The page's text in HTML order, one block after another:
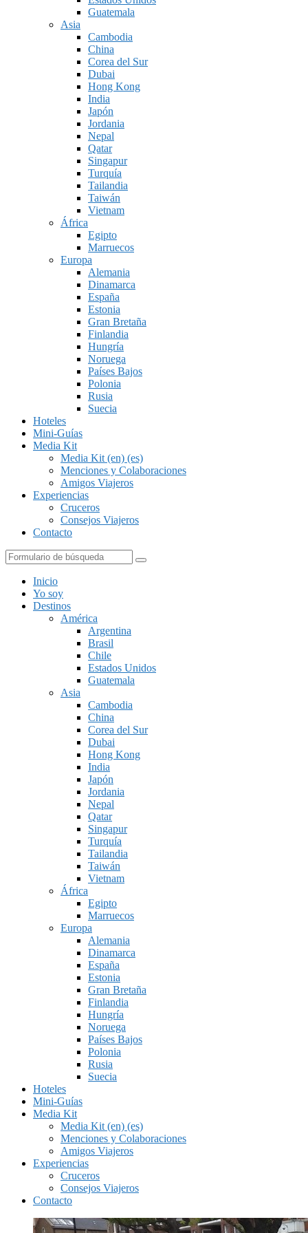
Guatemala
Asia
Cambodia
China
Corea del Sur
Dubai
Hong Kong
India
Japón
Jordania
Nepal
Qatar
Singapur
Turquía
Tailandia
Taiwán
Vietnam
África
Egipto
Marruecos
Europa
Alemania
Dinamarca
España
Estonia
Gran Bretaña
Finlandia
Hungría
Noruega
Países Bajos
Polonia
Rusia
Suecia
Hoteles
Mini-Guías
Media Kit
Media Kit (en) (es)
Menciones y Colaboraciones
Amigos Viajeros
Experiencias
Cruceros
Consejos Viajeros
Contacto
Buscar
Inicio
Yo soy
Destinos
América
Argentina
Brasil
Chile
Estados Unidos
Guatemala
Asia
Cambodia
China
Corea del Sur
Dubai
Hong Kong
India
Japón
Jordania
Nepal
Qatar
Singapur
Turquía
Tailandia
Taiwán
Vietnam
África
Egipto
Marruecos
Europa
Alemania
Dinamarca
España
Estonia
Gran Bretaña
Finlandia
Hungría
Noruega
Países Bajos
Polonia
Rusia
Suecia
Hoteles
Mini-Guías
Media Kit
Media Kit (en) (es)
Menciones y Colaboraciones
Amigos Viajeros
Experiencias
Cruceros
Consejos Viajeros
Contacto